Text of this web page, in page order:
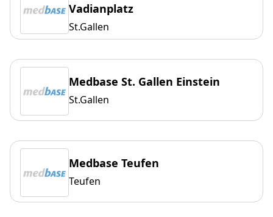
Vadianplatz
St.Gallen
Medbase St. Gallen Einstein
St.Gallen
Medbase Teufen
Teufen